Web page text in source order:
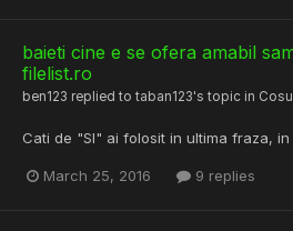
baieti cine e se ofera amabil
filelist.ro
ben123 replied to taban123's topic in
Cati de "SI" ai folosit in ultima fraza,
March 25, 2016 9 replies